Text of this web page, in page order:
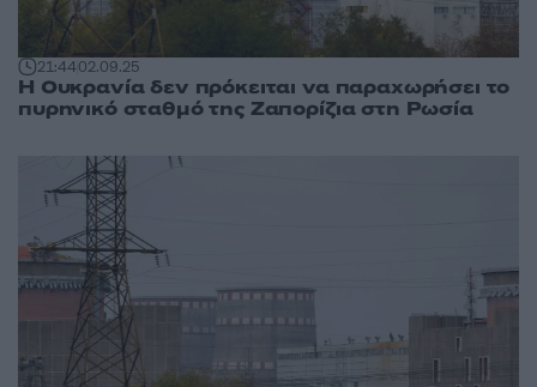
21:4402.09.25
Η Ουκρανία δεν πρόκειται να παραχωρήσει το
πυρηνικό σταθμό της Ζαπορίζια στη Ρωσία